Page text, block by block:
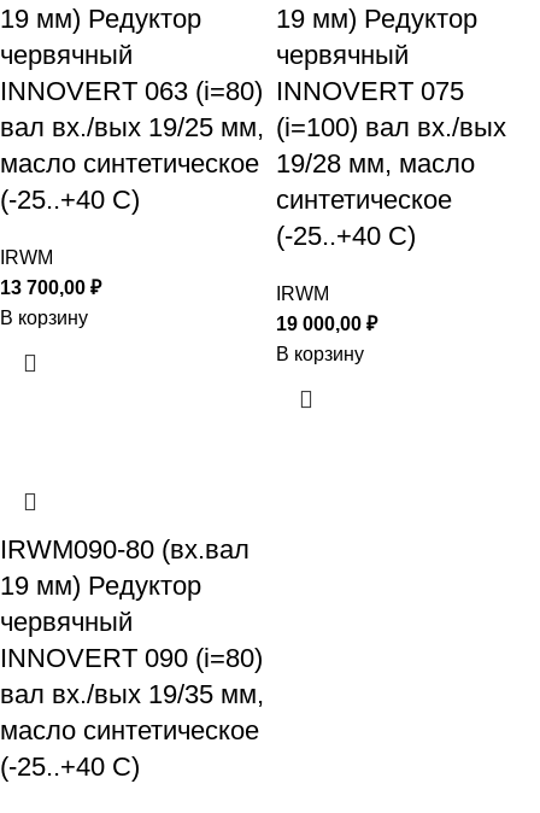
19 мм) Редуктор
червячный
INNOVERT 063 (i=80)
вал вх./вых 19/25 мм,
масло синтетическое
(-25..+40 С)
IRWM
13 700,00 ₽
В корзину
19 мм) Редуктор
червячный
INNOVERT 075
(i=100) вал вх./вых
19/28 мм, масло
синтетическое
(-25..+40 С)
IRWM
19 000,00 ₽
В корзину
IRWM090-80 (вх.вал
19 мм) Редуктор
червячный
INNOVERT 090 (i=80)
вал вх./вых 19/35 мм,
масло синтетическое
(-25..+40 С)